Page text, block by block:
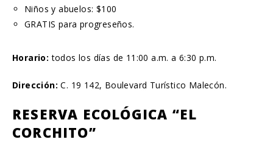
Niños y abuelos: $100
GRATIS para progreseños.
Horario:todos los días de 11:00 a.m. a 6:30 p.m.
Dirección:C. 19 142, Boulevard Turístico Malecón.
RESERVA ECOLÓGICA “EL
CORCHITO”